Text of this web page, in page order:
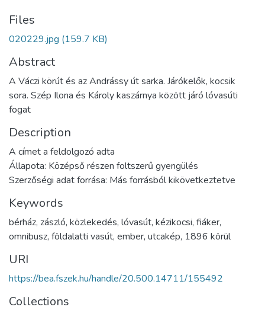
Files
020229.jpg (159.7 KB)
Abstract
A Váczi körút és az Andrássy út sarka. Járókelők, kocsik
sora. Szép Ilona és Károly kaszárnya között járó lóvasúti
fogat
Description
A címet a feldolgozó adta
Állapota: Középső részen foltszerű gyengülés
Szerzőségi adat forrása: Más forrásból kikövetkeztetve
Keywords
bérház, zászló, közlekedés, lóvasút, kézikocsi, fiáker,
omnibusz, földalatti vasút, ember, utcakép, 1896 körül
URI
https://bea.fszek.hu/handle/20.500.14711/155492
Collections